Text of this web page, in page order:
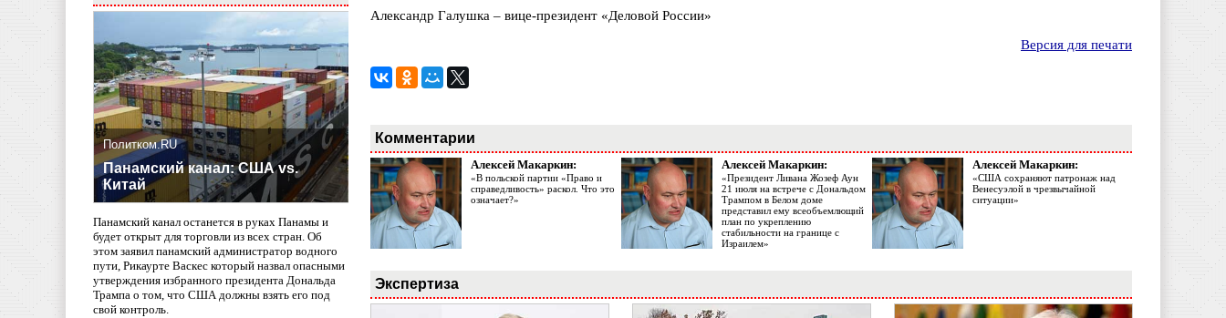
Политком.RU
Панамский канал: США vs.
Китай
Панамский канал останется в руках Панамы и
будет открыт для торговли из всех стран. Об
этом заявил панамский администратор водного
пути, Рикаурте Васкес который назвал опасными
утверждения избранного президента Дональда
Трампа о том, что США должны взять его под
свой контроль.
Александр Галушка – вице-президент «Деловой России»
Версия для печати
Комментарии
Алексей Макаркин:
«В польской партии «Право и
справедливость» раскол. Что это
означает?»
Алексей Макаркин:
«Президент Ливана Жозеф Аун
21 июля на встрече с Дональдом
Трампом в Белом доме
представил ему всеобъемлющий
план по укреплению
стабильности на границе с
Израилем»
Алексей Макаркин:
«США сохраняют патронаж над
Венесуэлой в чрезвычайной
ситуации»
Экспертиза